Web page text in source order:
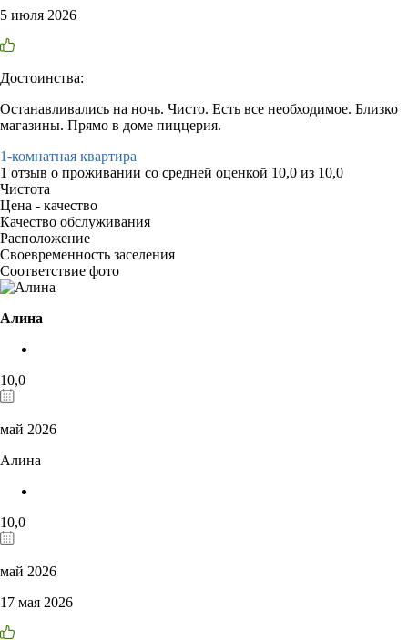
5 июля 2026
Достоинства:
Останавливались на ночь. Чисто. Есть все необходимое. Близко
магазины. Прямо в доме пиццерия.
1-комнатная квартира
1 отзыв о проживании со средней оценкой 10,0 из 10,0
Чистота
Цена - качество
Качество обслуживания
Расположение
Своевременность заселения
Соответствие фото
Алина
10,0
май 2026
Алина
10,0
май 2026
17 мая 2026